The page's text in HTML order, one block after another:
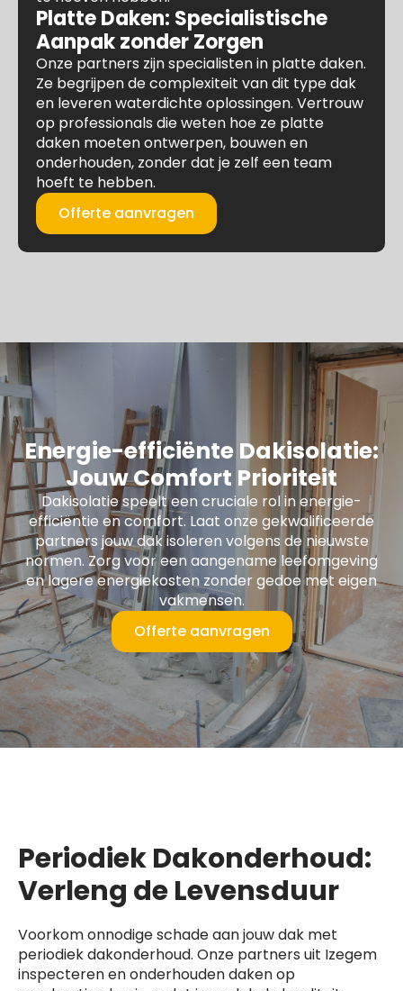
Platte Daken: Specialistische
Aanpak zonder Zorgen
Onze partners zijn specialisten in platte daken.
Ze begrijpen de complexiteit van dit type dak
en leveren waterdichte oplossingen. Vertrouw
op professionals die weten hoe ze platte
daken moeten ontwerpen, bouwen en
onderhouden, zonder dat je zelf een team
hoeft te hebben.
Offerte aanvragen
Energie-efficiënte Dakisolatie:
Jouw Comfort Prioriteit
Dakisolatie speelt een cruciale rol in energie-
efficiëntie en comfort. Laat onze gekwalificeerde
partners jouw dak isoleren volgens de nieuwste
normen. Zorg voor een aangename leefomgeving
en lagere energiekosten zonder gedoe met eigen
vakmensen.
Offerte aanvragen
Periodiek Dakonderhoud:
Verleng de Levensduur
Voorkom onnodige schade aan jouw dak met
periodiek dakonderhoud. Onze partners uit Izegem
inspecteren en onderhouden daken op